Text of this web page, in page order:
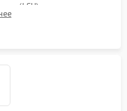
(LSU), зеркал и тракта
и бумажной пыли.